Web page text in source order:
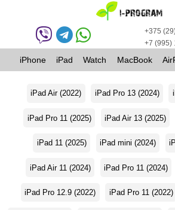
+375
+7 (995)
iPhone iPad Watch MacBook
iPad Air (2022) iPad Pro 13 (2024)
iPad Pro 11 (2025) iPad Air 13 (2025)
iPad 11 (2025) iPad mini (2024)
iPad Air 11 (2024) iPad Pro 11 (2024)
iPad Pro 12.9 (2022) iPad Pro 11 (2022)